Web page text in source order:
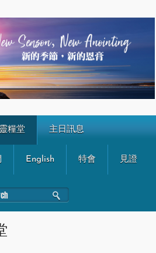
糧堂 主日訊息
English 特會 見證